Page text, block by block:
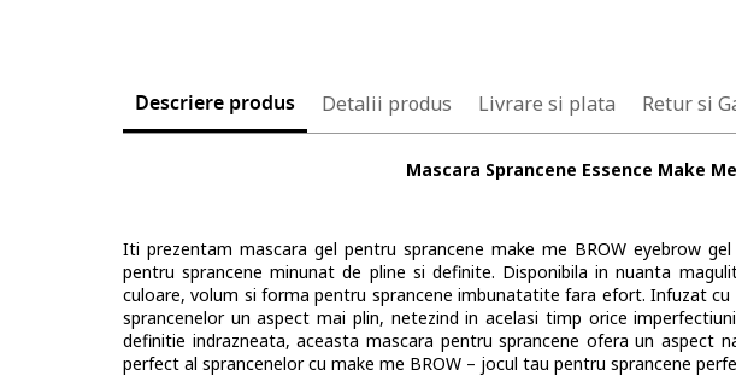
Descriere produs Detalii produs Livrare si plata Retur si
Mascara Sprancene Essence Make
Iti prezentam mascara gel pentru sprancene make me BROW eyebrow
pentru sprancene minunat de pline si definite. Disponibila in nuanta
culoare, volum si forma pentru sprancene imbunatatite fara efort. Infuzat
sprancenelor un aspect mai plin, netezind in acelasi timp orice
definitie indrazneata, aceasta mascara pentru sprancene ofera un aspect
perfect al sprancenelor cu make me BROW – jocul tau pentru sprancene